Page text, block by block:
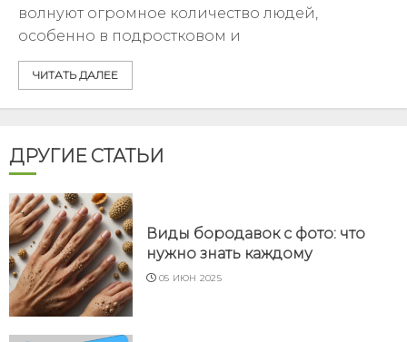
волнуют огромное количество людей,
особенно в подростковом и
ЧИТАТЬ ДАЛЕЕ
ДРУГИЕ СТАТЬИ
Виды бородавок с фото: что
нужно знать каждому
05 ИЮН 2025